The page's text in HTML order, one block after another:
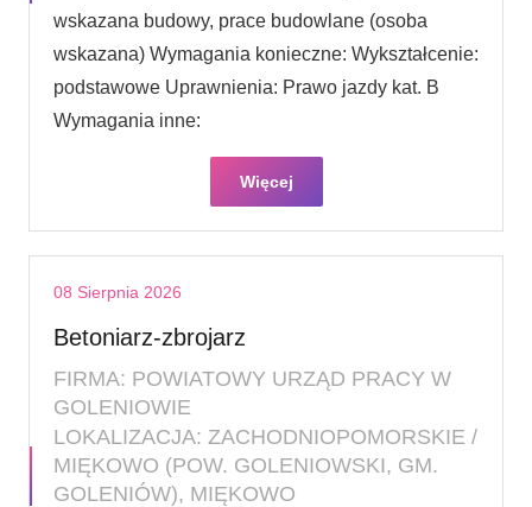
wskazana budowy, prace budowlane (osoba
wskazana) Wymagania konieczne: Wykształcenie:
podstawowe Uprawnienia: Prawo jazdy kat. B
Wymagania inne:
Więcej
08 Sierpnia 2026
Betoniarz-zbrojarz
FIRMA: POWIATOWY URZĄD PRACY W
GOLENIOWIE
LOKALIZACJA: ZACHODNIOPOMORSKIE /
MIĘKOWO (POW. GOLENIOWSKI, GM.
GOLENIÓW), MIĘKOWO